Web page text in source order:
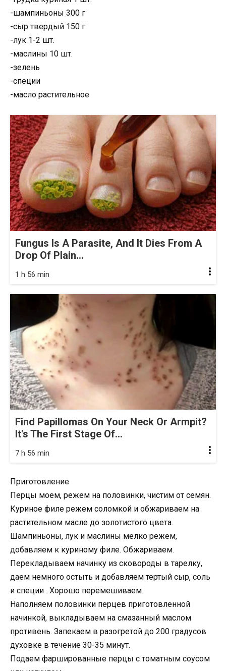
-шампиньоны 300 г
-сыр твердый 150 г
-лук 1-2 шт.
-маслины 10 шт.
-зелень
-специи
-масло растительное
Fungus Is A Parasite, And It Dies From A
Drop Of Plain...
1 h 56 min
Find Papillomas On Your Neck Or Armpit?
It's The First Stage Of...
7 h 56 min
Приготовление
Перцы моем, режем на половинки, чистим от семян.
Куриное филе режем соломкой и обжариваем на
растительном масле до золотистого цвета.
Шампиньоны, лук и маслины мелко режем,
добавляем к куриному филе. Обжариваем.
Перекладываем начинку из сковороды в тарелку,
даем немного остыть и добавляем тертый сыр, соль
и специи . Хорошо перемешиваем.
Наполняем половинки перцев приготовленной
начинкой, выкладываем на смазанный маслом
противень. Запекаем в разогретой до 200 градусов
духовке в течение 30-35 минут.
Подаем фаршированные перцы с томатным соусом